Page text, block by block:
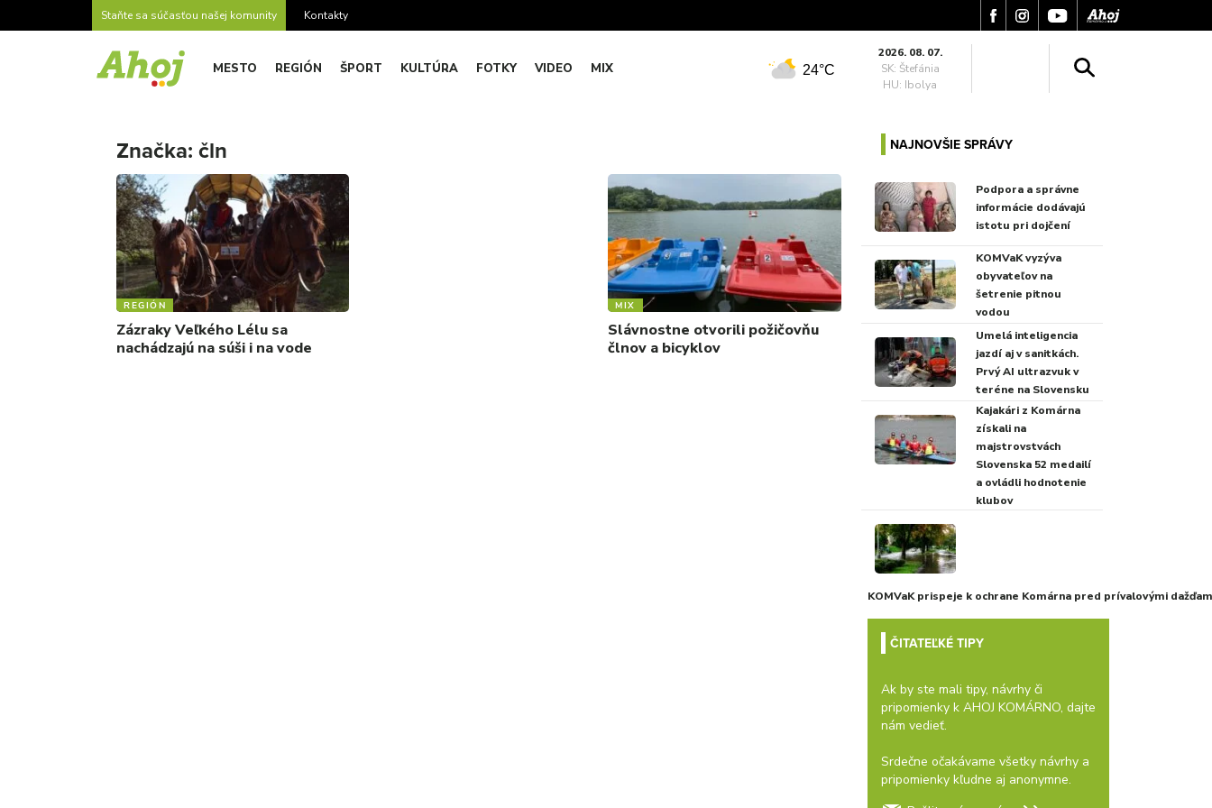
Staňte sa súčasťou našej komunity Kontakty
MESTO REGIÓN ŠPORT KULTÚRA FOTKY VIDEO MIX 24°C
2026. 08. 07.
SK: Štefánia
HU: Ibolya
Značka: čln
REGIÓN
Zázraky Veľkého Lélu sa
nachádzajú na súši i na vode
MIX
Slávnostne otvorili požičovňu
člnov a bicyklov
NAJNOVŠIE SPRÁVY
Podpora a správne
informácie dodávajú
istotu pri dojčení
KOMVaK vyzýva
obyvateľov na
šetrenie pitnou
vodou
Umelá inteligencia
jazdí aj v sanitkách.
Prvý AI ultrazvuk v
teréne na Slovensku
Kajakári z Komárna
získali na
majstrovstvách
Slovenska 52 medailí
a ovládli hodnotenie
klubov
KOMVaK prispeje k ochrane Komárna pred prívalovými
ČITATEĽKÉ TIPY
Ak by ste mali tipy, návrhy či
pripomienky k AHOJ KOMÁRNO, dajte
nám vedieť.
Srdečne očakávame všetky návrhy a
pripomienky kľudne aj anonymne.